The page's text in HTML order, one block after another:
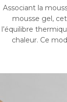
Associant la
mousse gel,
l’équilibre
chaleur. Ce